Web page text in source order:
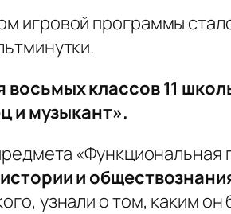
игровой программы
классов 11
и музыкант».
«Функциональная
и
узнали о том, каким он